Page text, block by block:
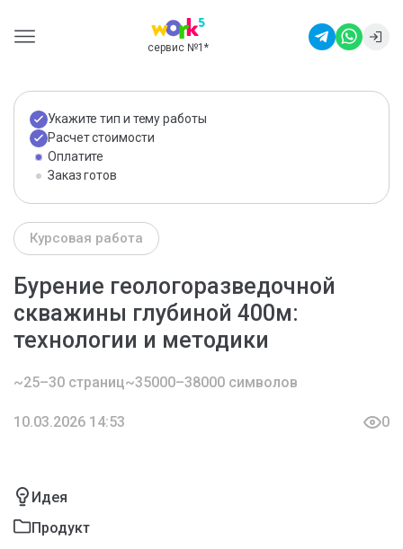
сервис №1 *
Укажите тип и тему работы
Расчет стоимости
Оплатите
Заказ готов
Курсовая работа
Бурение геологоразведочной
скважины глубиной 400м:
технологии и методики
~25–30 страниц~35000–38000 символов
10.03.2026 14:53 0
Идея
Продукт